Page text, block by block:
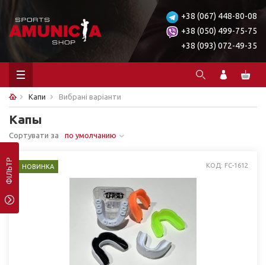
+38 (067) 448-80-08
+38 (050) 499-75-75
+38 (093) 072-49-35
Капи Вибрані варіанти
Капы
Сортувати за по умолчанию
ФІЛЬТР НОВИНКА КОД: FC-1612